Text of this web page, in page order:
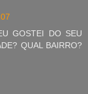
GOSTEI DO SEU
QUAL BAIRRO?